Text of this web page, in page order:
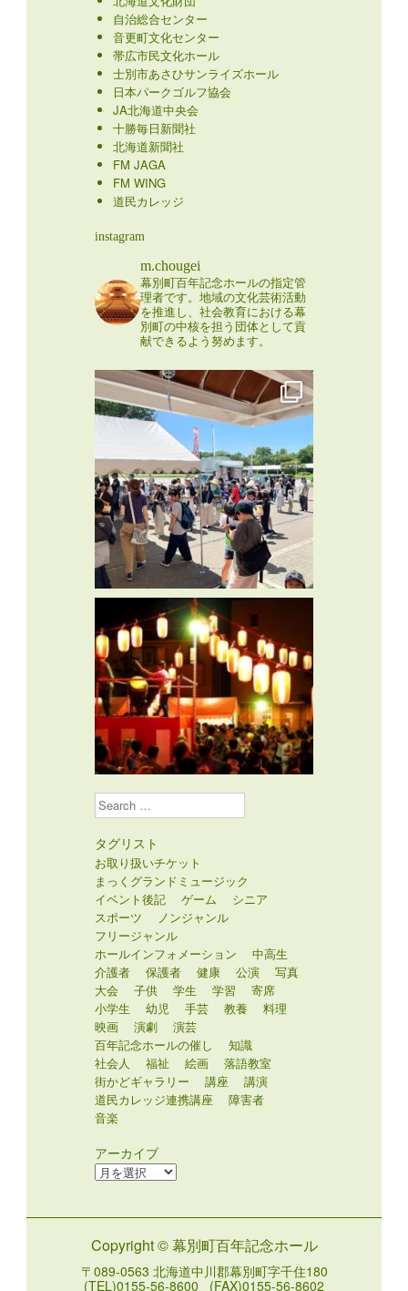
自治総合センター
音更町文化センター
帯広市民文化ホール
士別市あさひサンライズホール
日本パークゴルフ協会
JA北海道中央会
十勝毎日新聞社
北海道新聞社
FM JAGA
FM WING
道民カレッジ
instagram
m.chougei
幕別町百年記念ホールの指定管
理者です。地域の文化芸術活動
を推進し、社会教育における幕
別町の中核を担う団体として貢
献できるよう努めます。
Search
タグリスト
お取り扱いチケット
まっくグランドミュージック
イベント後記
ゲーム
シニア
スポーツ
ノンジャンル
フリージャンル
ホールインフォメーション
中高生
介護者
保護者 健康 公演
写真
大会
子供 学生 学習
寄席
小学生
幼児 手芸 教養
料理
映画
演劇
演芸
百年記念ホールの催し
知識
社会人
福祉 絵画
落語教室
街かどギャラリー
講座
講演
道民カレッジ連携講座
障害者
音楽
アーカイブ
ア
ブ
Copyright © 幕別町百年記念ホール
〒089-0563 北海道中川郡幕別町字千住180
(TEL)0155-56-8600 (FAX)0155-56-8602